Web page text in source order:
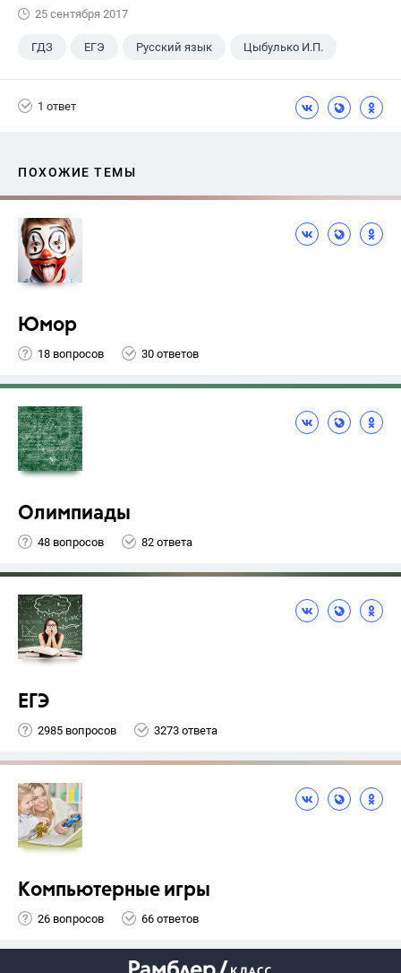
25 сентября 2017
ГДЗ ЕГЭ Русский язык Цыбулько И.П.
1 ответ
ПОХОЖИЕ ТЕМЫ
Юмор
18 вопросов 30 ответов
Олимпиады
48 вопросов 82 ответа
ЕГЭ
2985 вопросов 3273 ответа
Компьютерные игры
26 вопросов 66 ответов